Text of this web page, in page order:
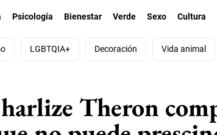
Psicología Bienestar Verde Sexo Cultura
LGBTQIA+ Decoración Vida animal
Theron